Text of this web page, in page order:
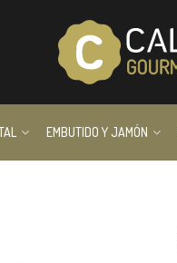
EMBUTIDO Y JAMÓN